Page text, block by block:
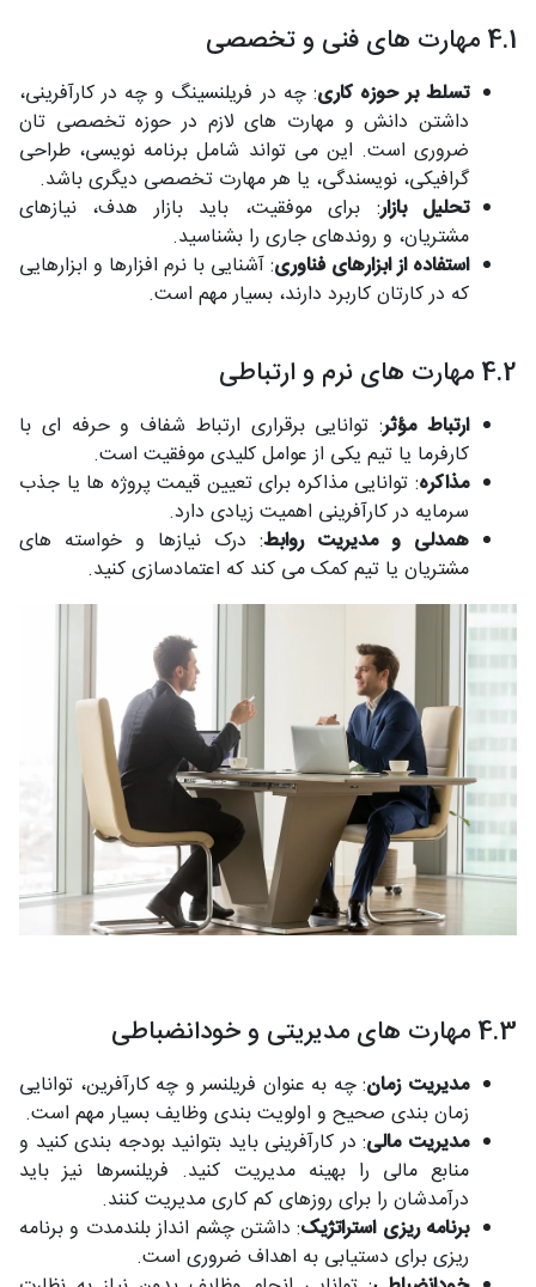
4.1 مهارت های فنی و تخصصی
تسلط بر حوزه کاری: چه در فریلنسینگ و چه در کارآفرینی،
داشتن دانش و مهارت های لازم در حوزه تخصصی تان
ضروری است. این می تواند شامل برنامه نویسی، طراحی
گرافیکی، نویسندگی، یا هر مهارت تخصصی دیگری باشد.
تحلیل بازار: برای موفقیت، باید بازار هدف، نیازهای
مشتریان، و روندهای جاری را بشناسید.
استفاده از ابزارهای فناوری: آشنایی با نرم افزارها و ابزارهایی
که در کارتان کاربرد دارند، بسیار مهم است.
4.2 مهارت های نرم و ارتباطی
ارتباط مؤثر: توانایی برقراری ارتباط شفاف و حرفه ای با
کارفرما یا تیم یکی از عوامل کلیدی موفقیت است.
مذاکره: توانایی مذاکره برای تعیین قیمت پروژه ها یا جذب
سرمایه در کارآفرینی اهمیت زیادی دارد.
همدلی و مدیریت روابط: درک نیازها و خواسته های
مشتریان یا تیم کمک می کند که اعتمادسازی کنید.
4.3 مهارت های مدیریتی و خودانضباطی
مدیریت زمان: چه به عنوان فریلنسر و چه کارآفرین، توانایی
زمان بندی صحیح و اولویت بندی وظایف بسیار مهم است.
مدیریت مالی: در کارآفرینی باید بتوانید بودجه بندی کنید و
منابع مالی را بهینه مدیریت کنید. فریلنسرها نیز باید
درآمدشان را برای روزهای کم کاری مدیریت کنند.
برنامه ریزی استراتژیک: داشتن چشم انداز بلندمدت و برنامه
ریزی برای دستیابی به اهداف ضروری است.